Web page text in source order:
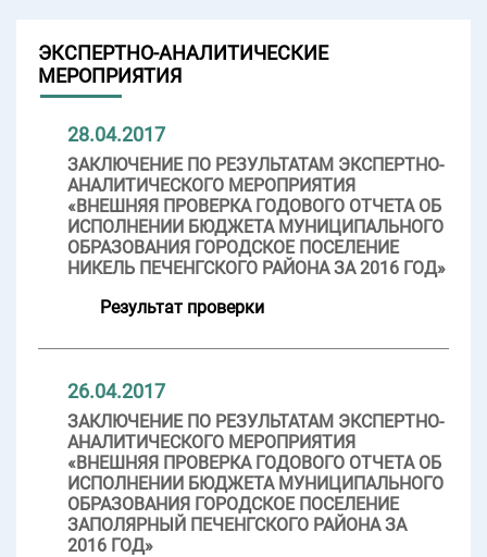
ЭКСПЕРТНО-АНАЛИТИЧЕСКИЕ
МЕРОПРИЯТИЯ
28.04.2017
ЗАКЛЮЧЕНИЕ ПО РЕЗУЛЬТАТАМ ЭКСПЕРТНО-
АНАЛИТИЧЕСКОГО МЕРОПРИЯТИЯ
«ВНЕШНЯЯ ПРОВЕРКА ГОДОВОГО ОТЧЕТА ОБ
ИСПОЛНЕНИИ БЮДЖЕТА МУНИЦИПАЛЬНОГО
ОБРАЗОВАНИЯ ГОРОДСКОЕ ПОСЕЛЕНИЕ
НИКЕЛЬ ПЕЧЕНГСКОГО РАЙОНА ЗА 2016 ГОД»
Результат проверки
26.04.2017
ЗАКЛЮЧЕНИЕ ПО РЕЗУЛЬТАТАМ ЭКСПЕРТНО-
АНАЛИТИЧЕСКОГО МЕРОПРИЯТИЯ
«ВНЕШНЯЯ ПРОВЕРКА ГОДОВОГО ОТЧЕТА ОБ
ИСПОЛНЕНИИ БЮДЖЕТА МУНИЦИПАЛЬНОГО
ОБРАЗОВАНИЯ ГОРОДСКОЕ ПОСЕЛЕНИЕ
ЗАПОЛЯРНЫЙ ПЕЧЕНГСКОГО РАЙОНА ЗА
2016 ГОД»